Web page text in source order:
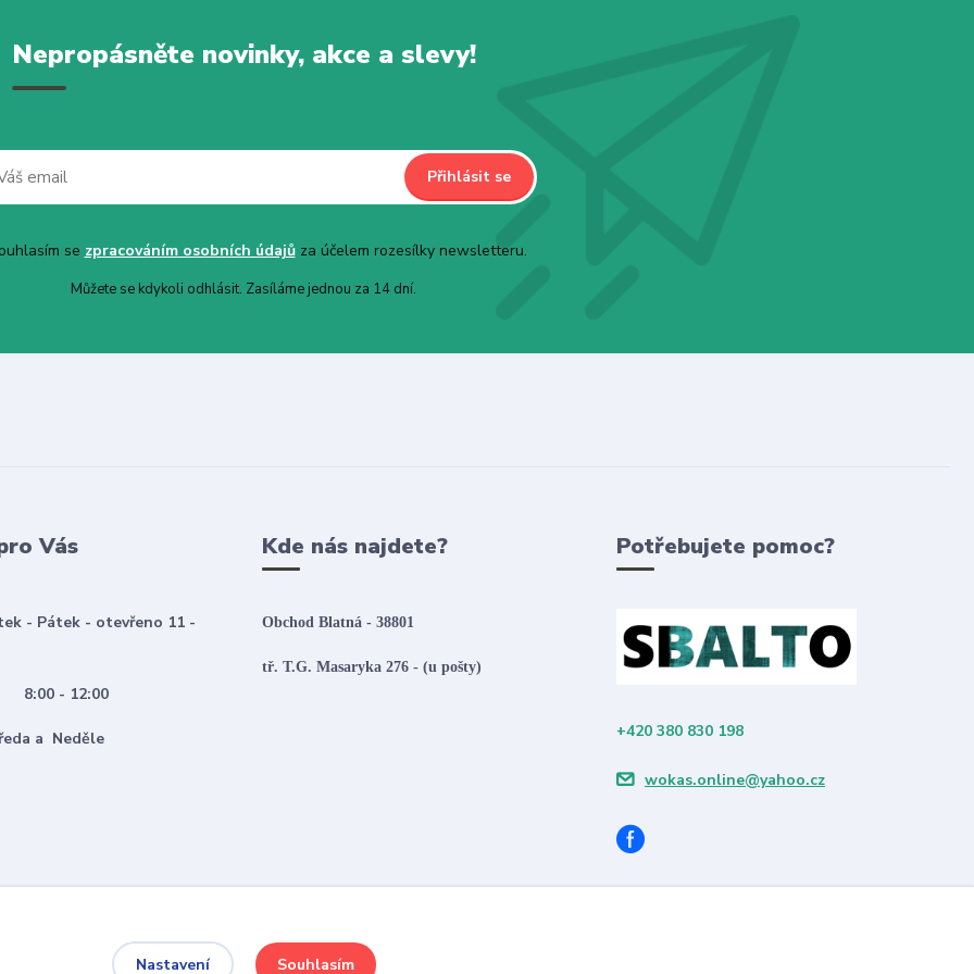
Nepropásněte novinky, akce a slevy!
Přihlásit se
se zpracováním osobních údajůza účelem rozesílky newsletteru.
Můžete se kdykoli odhlásit. Zasíláme jednou za 14 dní.
Vás
- Pátek - otevřeno 11 -
- 12:00
a Neděle
Kde nás najdete?
Obchod Blatná - 38801
tř. T.G. Masaryka 276 - (u pošty)
Potřebujete pomoc?
+420 380 830 198
wokas.online@yahoo.cz
Nastavení Souhlasím